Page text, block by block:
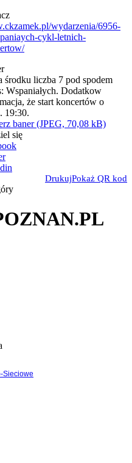
wydarzenia/6956-
cykl-letnich-
baner (JPEG, 70,08 kB)
się
DrukujPokaż QR kod
Sieciowe